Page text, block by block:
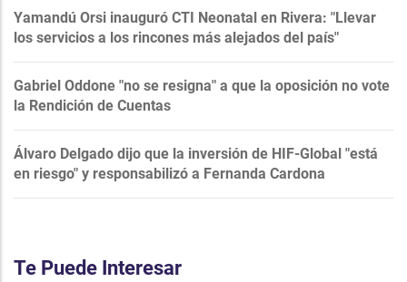
Yamandú Orsi inauguró CTI Neonatal en Rivera: "Llevar
los servicios a los rincones más alejados del país"
Gabriel Oddone "no se resigna" a que la oposición no vote
la Rendición de Cuentas
Álvaro Delgado dijo que la inversión de HIF-Global "está
en riesgo" y responsabilizó a Fernanda Cardona
Te Puede Interesar